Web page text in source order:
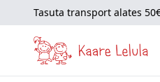
Tasuta transport alates